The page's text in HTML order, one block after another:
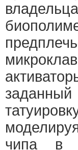
чипа в